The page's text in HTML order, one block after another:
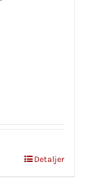
Detaljer